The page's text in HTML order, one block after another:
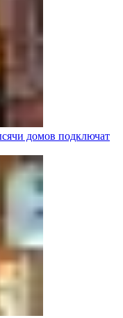
домов подключат